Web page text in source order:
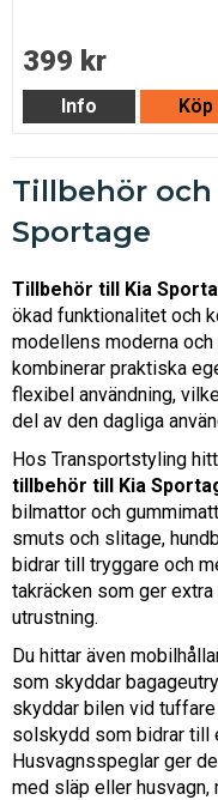
399 kr
Info Köp
Tillbehör
Sportage
Tillbehör till Kia
ökad funktionalitet och
modellens moderna
kombinerar praktiska
flexibel användning,
del av den dagliga
Hos Transportstyling
tillbehör till Kia
bilmattor och
smuts och slitage,
bidrar till tryggare och
takräcken som ger
utrustning.
Du hittar även
som skyddar
skyddar bilen vid
solskydd som bidrar till
Husvagnsspeglar ger
med släp eller